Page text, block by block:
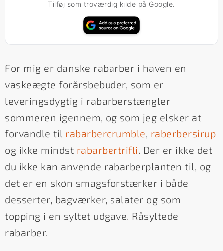
Tilføj som troværdig kilde på Google.
For mig er danske rabarber i haven en
vaskeægte forårsbebuder, som er
leveringsdygtig i rabarberstængler
sommeren igennem, og som jeg elsker at
forvandle til rabarbercrumble raberbersirup
og ikke mindst rabarbertrifli . Der er ikke det
du ikke kan anvende rabarberplanten til, og
det er en skøn smagsforstærker i både
desserter, bagværker, salater og som
topping i en syltet udgave. Råsyltede
rabarber.